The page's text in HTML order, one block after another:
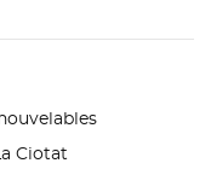
Ciotat